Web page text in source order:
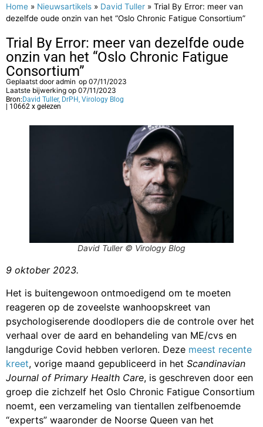
Home » Nieuwsartikels » David Tuller » Trial By Error: meer van
dezelfde oude onzin van het “Oslo Chronic Fatigue Consortium”
Trial By Error: meer van dezelfde oude
onzin van het “Oslo Chronic Fatigue
Consortium”
Geplaatst dooradmin op 07/11/2023
Laatste bijwerking op 07/11/2023
Bron: David Tuller, DrPH, Virology Blog
| 10662 x gelezen
David Tuller © Virology Blog
9 oktober 2023.
Het is buitengewoon ontmoedigend om te moeten
reageren op de zoveelste wanhoopskreet van
psychologiserende doodlopers die de controle over het
verhaal over de aard en behandeling van ME/cvs en
langdurige Covid hebben verloren. Deze meest recente
kreet, vorige maand gepubliceerd in het Scandinavian
Journal of Primary Health Care, is geschreven door een
groep die zichzelf het Oslo Chronic Fatigue Consortium
noemt, een verzameling van tientallen zelfbenoemde
“experts” waaronder de Noorse Queen van het